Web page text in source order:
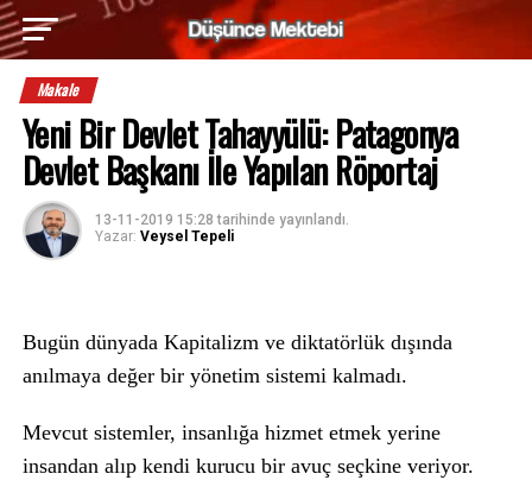
Makale
Yeni Bir Devlet Tahayyülü: Patagonya
Devlet Başkanı İle Yapılan Röportaj
13-11-2019 15:28 tarihinde yayınlandı.
Yazar: Veysel Tepeli
Bugün dünyada Kapitalizm ve diktatörlük dışında
anılmaya değer bir yönetim sistemi kalmadı.
Mevcut sistemler, insanlığa hizmet etmek yerine
insandan alıp kendi kurucu bir avuç seçkine veriyor.